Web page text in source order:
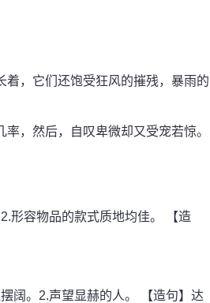
，它们还饱受狂风的摧残，暴雨的
，然后，自叹卑微却又受宠若惊。
容物品的款式质地均佳。 【造
。2.声望显赫的人。 【造句】达